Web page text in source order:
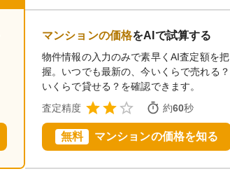
マンションの価格をAIで試算する
物件情報の入力のみで素早くAI査定額を把
握。いつでも最新の、今いくらで売れる？
いくらで貸せる？を確認できます。
査定精度
約60秒
無料 マンションの価格を知る